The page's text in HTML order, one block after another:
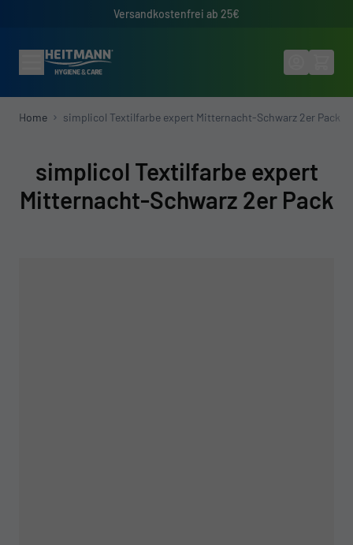
Versandkostenfrei ab 25€
Home simplicol Textilfarbe expert Mitternacht-Schwarz 2er Pack
simplicol Textilfarbe expert
Mitternacht-Schwarz 2er Pack